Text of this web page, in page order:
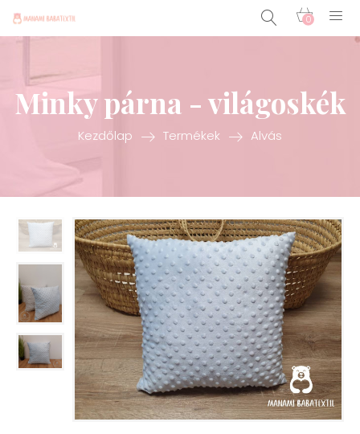
0
Minky párna - világoskék
Kezdőlap Termékek Alvás